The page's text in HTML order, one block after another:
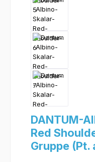
DANTUM-
Red
Gruppe